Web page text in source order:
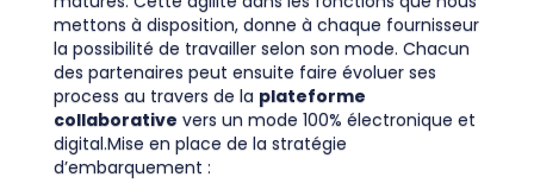
mettons à disposition, donne à chaque fournisseur
la possibilité de travailler selon son mode. Chacun
des partenaires peut ensuite faire évoluer ses
process au travers de la plateforme
collaborative vers un mode 100% électronique et
digital.Mise en place de la stratégie
d’embarquement :